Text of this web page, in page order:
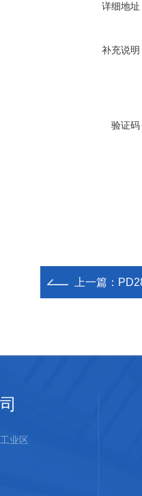
详细地址
补充说明
验证码
上一篇：
业区